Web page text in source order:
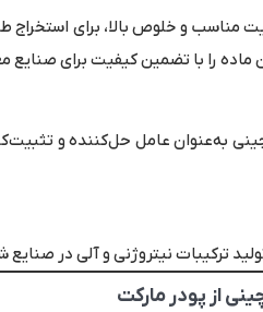
مناسب و خلوص بالا، برای استخراج
ماده را با تضمین کیفیت برای صنایع
به‌عنوان عامل حل‌کننده و
ترکیبات نیتروژنی و آلی در
از پودر مارکت